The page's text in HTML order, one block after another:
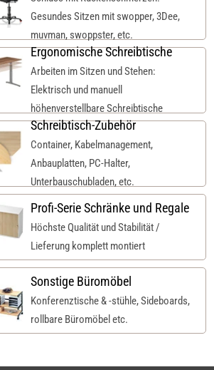
Gesundes Sitzen mit swopper, 3Dee,
muvman, swoppster, etc.
Ergonomische Schreibtische
Arbeiten im Sitzen und Stehen:
Elektrisch und manuell
höhenverstellbare Schreibtische
Schreibtisch-Zubehör
Container, Kabelmanagement,
Anbauplatten, PC-Halter,
Unterbauschubladen, etc.
Profi-Serie Schränke und Regale
Höchste Qualität und Stabilität /
Lieferung komplett montiert
Sonstige Büromöbel
Konferenztische & -stühle, Sideboards,
rollbare Büromöbel etc.